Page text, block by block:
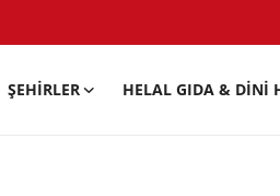
ŞEHIRLER HELAL GIDA & DINI